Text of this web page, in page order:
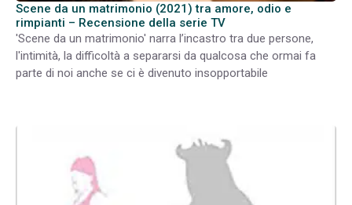
Scene da un matrimonio (2021) tra amore, odio e
rimpianti – Recensione della serie TV
'Scene da un matrimonio' narra l’incastro tra due persone,
l'intimità, la difficoltà a separarsi da qualcosa che ormai fa
parte di noi anche se ci è divenuto insopportabile